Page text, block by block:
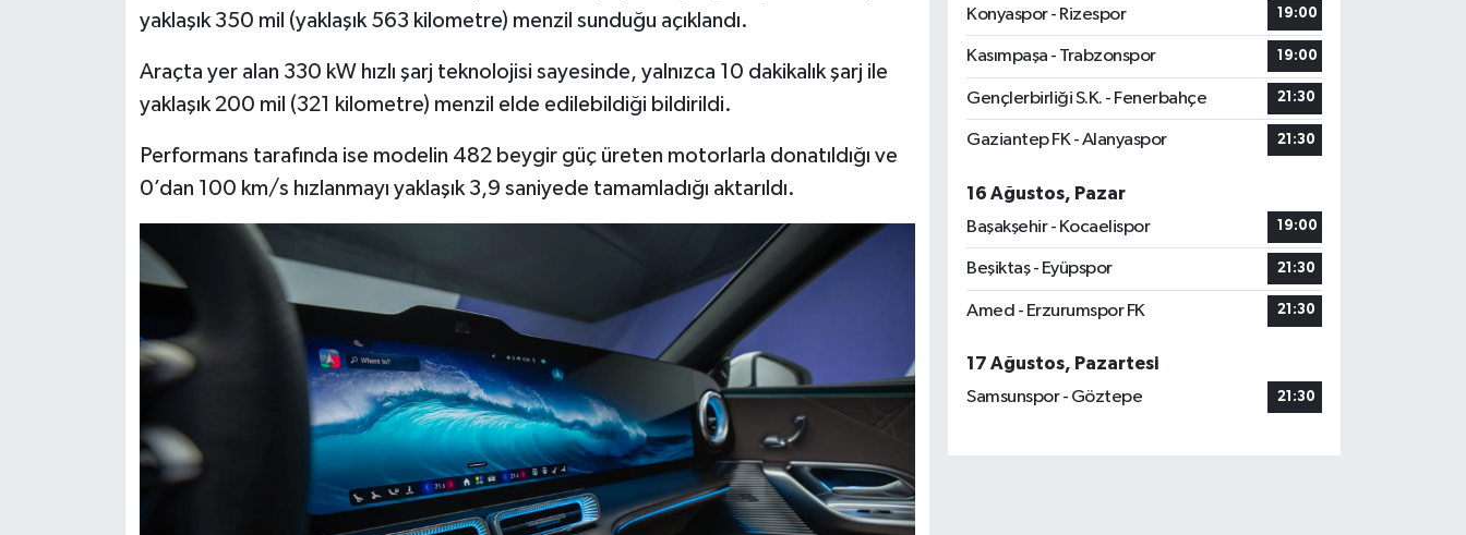
yaklaşık 350 mil (yaklaşık 563 kilometre) menzil sunduğu açıklandı.
Araçta yer alan 330 kW hızlı şarj teknolojisi sayesinde, yalnızca 10 dakikalık şarj ile
yaklaşık 200 mil (321 kilometre) menzil elde edilebildiği bildirildi.
Performans tarafında ise modelin 482 beygir güç üreten motorlarla donatıldığı ve
0’dan 100 km/s hızlanmayı yaklaşık 3,9 saniyede tamamladığı aktarıldı.
Konyaspor - Rizespor
19:00
Kasımpaşa - Trabzonspor 19:00
Gençlerbirliği S.K. - Fenerbahçe 21:30
Gaziantep FK - Alanyaspor 21:30
16 Ağustos, Pazar
Başakşehir - Kocaelispor
19:00
Beşiktaş - Eyüpspor 21:30
Amed - Erzurumspor FK 21:30
17 Ağustos, Pazartesi
Samsunspor - Göztepe
21:30
Rüya Tabirleri